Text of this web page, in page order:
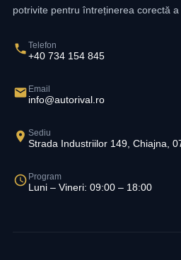
potrivite pentru întreținerea corectă a
Telefon
+40 734 154 845
Email
info@autorival.ro
Sediu
Strada Industriilor 149, Chiajna,
Program
Luni – Vineri: 09:00 – 18:00